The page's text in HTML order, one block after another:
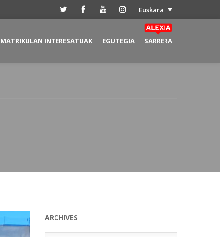
Euskara
MATRIKULAN INTERESATUAK EGUTEGIA SARRERA
ARCHIVES